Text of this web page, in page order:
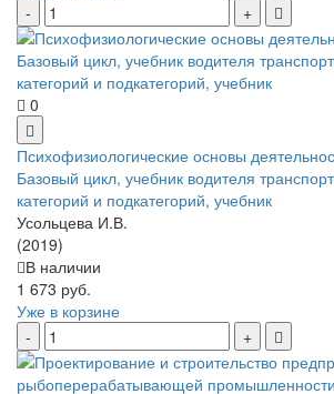
0
Психофизиологические основы
Базовый цикл, учебник водителя
категорий и подкатегорий, учебник
Усольцева И.В.
(2019)
В наличии
1 673 руб.
Уже в корзине